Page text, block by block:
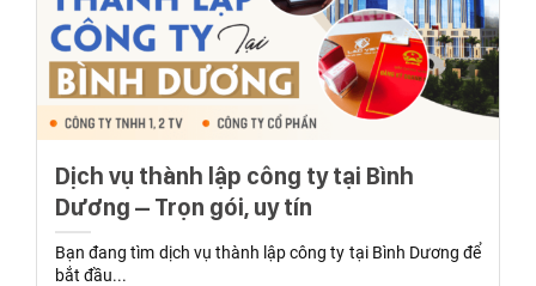
Dịch vụ thành lập công ty tại Bình
Dương – Trọn gói, uy tín
Bạn đang tìm dịch vụ thành lập công ty tại Bình Dương để
bắt đầu...